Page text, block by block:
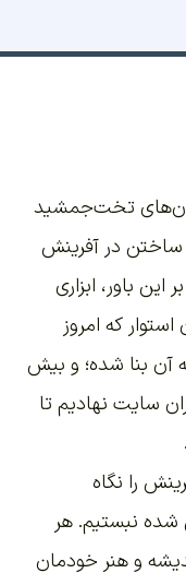
در سایه ستون‌های تخت‌جمشید
ساختن در آفرینش
این باور، ابزاری
که امروز
پایه آن بنا شده؛ و بیش
سایت نهادیم تا
را نگاه
شده نبستیم. هر
و هنر خودمان